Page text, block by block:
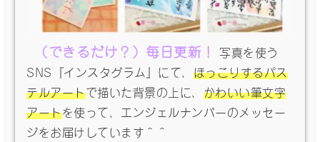
（できるだけ？）毎日更新！
写真を使う
SNS『インスタグラム』にて、 ほっこりするパス
テルアートで描いた背景の上に、 かわいい筆文字
アートを使って、エンジェルナンバーのメッセー
ジをお届けしています＾＾